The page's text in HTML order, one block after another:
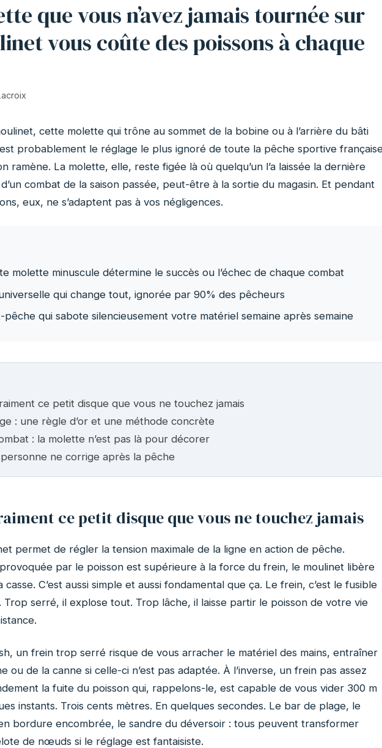
que vous n’avez jamais tournée sur
vous coûte des poissons à chaque
cette molette qui trône au sommet de la bobine ou à l’arrière du bâti
probablement le réglage le plus ignoré de toute la pêche sportive
ramène. La molette, elle, reste figée là où quelqu’un l’a laissée la dernière
combat de la saison passée, peut-être à la sortie du magasin. Et pendant
eux, ne s’adaptent pas à vos négligences.
molette minuscule détermine le succès ou l’échec de chaque combat
qui change tout, ignorée par 90% des pêcheurs
pêche qui sabote silencieusement votre matériel semaine après semaine
ce petit disque que vous ne touchez jamais
: une règle d’or et une méthode concrète
: la molette n’est pas là pour décorer
ne corrige après la pêche
ce petit disque que vous ne touchez jamais
permet de régler la tension maximale de la ligne en action de pêche.
par le poisson est supérieure à la force du frein, le moulinet libère
C’est aussi simple et aussi fondamental que ça. Le frein, c’est le fusible
serré, il explose tout. Trop lâche, il laisse partir le poisson de votre vie
un frein trop serré risque de vous arracher le matériel des mains, entraîner
ou de la canne si celle-ci n’est pas adaptée. À l’inverse, un frein pas assez
la fuite du poisson qui, rappelons-le, est capable de vous vider 300 m
instants. Trois cents mètres. En quelques secondes. Le bar de plage, le
bordure encombrée, le sandre du déversoir : tous peuvent transformer
de nœuds si le réglage est fantaisiste.